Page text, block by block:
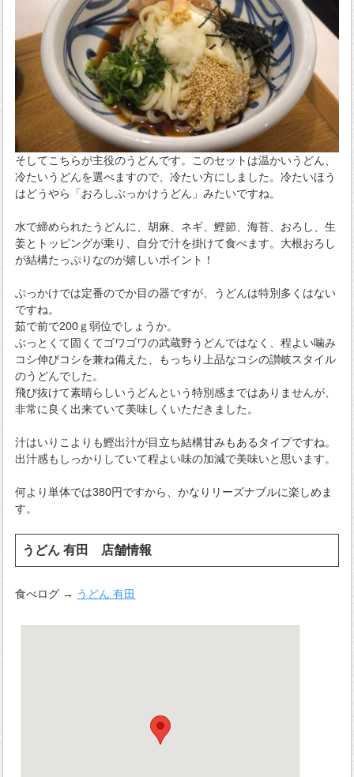
そしてこちらが主役のうどんです。このセットは温かいうどん、
冷たいうどんを選べますので、冷たい方にしました。冷たいほう
はどうやら「おろしぶっかけうどん」みたいですね。
水で締められたうどんに、胡麻、ネギ、鰹節、海苔、おろし、生
姜とトッピングが乗り、自分で汁を掛けて食べます。大根おろし
が結構たっぷりなのが嬉しいポイント！
ぶっかけでは定番のでか目の器ですが、うどんは特別多くはない
ですね。
茹で前で200ｇ弱位でしょうか。
ぶっとくて固くてゴワゴワの武蔵野うどんではなく、程よい噛み
コシ伸びコシを兼ね備えた、もっちり上品なコシの讃岐スタイル
のうどんでした。
飛び抜けて素晴らしいうどんという特別感まではありませんが、
非常に良く出来ていて美味しくいただきました。
汁はいりこよりも鰹出汁が目立ち結構甘みもあるタイプですね。
出汁感もしっかりしていて程よい味の加減で美味いと思います。
何より単体では380円ですから、かなりリーズナブルに楽しめま
す。
うどん 有田 店舗情報
食べログ → うどん 有田